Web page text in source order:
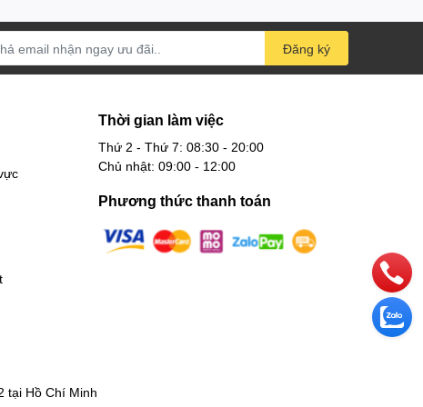
Đăng ký
Thời gian làm việc
Thứ 2 - Thứ 7: 08:30 - 20:00
Chủ nhật: 09:00 - 12:00
Phương thức thanh toán
tại Hồ Chí Minh